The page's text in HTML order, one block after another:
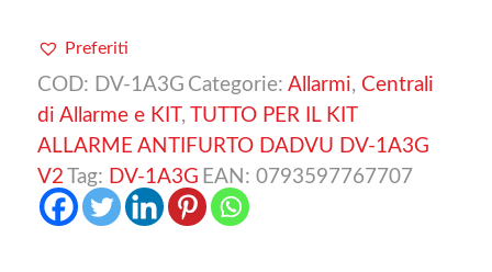
Preferiti
COD: DV-1A3G Categorie: Allarmi, Centrali
di Allarme e KIT, TUTTO PER IL KIT
ALLARME ANTIFURTO DADVU DV-1A3G
V2 Tag: DV-1A3G EAN: 0793597767707